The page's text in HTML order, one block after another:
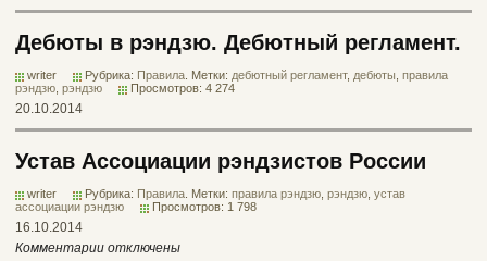
Дебюты в рэндзю. Дебютный регламент.
writer Рубрика: Правила . Метки: дебютный регламент, дебюты правила
рэндзю рэндзю Просмотров: 4 274
20.10.2014
Устав Ассоциации рэндзистов России
writer Рубрика: Правила . Метки: правила рэндзю рэндзю устав
ассоциации рэндзю
Просмотров: 1 798
16.10.2014
Комментарии отключены